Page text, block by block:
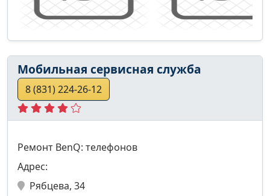
Мобильная сервисная служба
8 (831) 224-26-12
Ремонт BenQ: телефонов
Адрес:
Рябцева, 34